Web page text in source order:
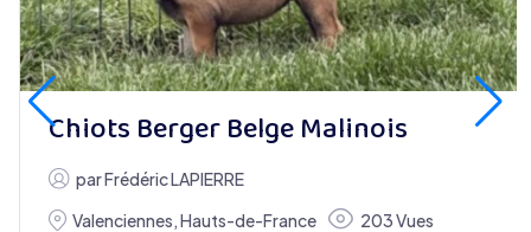
Chiots Berger Belge Malinois
parFrédéric LAPIERRE
Valenciennes,Hauts-de-France
203 Vues